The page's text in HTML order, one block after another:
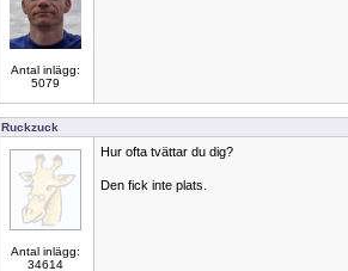
Antal inlägg:
5079
Ruckzuck
Antal inlägg:
34614
Hur ofta tvättar du dig?
Den fick inte plats.